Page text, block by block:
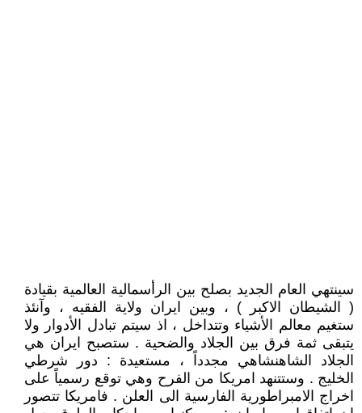
سينتهي العام الجديد بصلح بين الرأسمالية العالمية بقيادة
( الشيطان الاكبر ) ، وبين ايران ولاية الفقيه ، وآنئذ
ستغيم معالم الأشياء وتتداخل ، اذ سيتم تبادل الأدوار ولا
يتبقى ثمة فرق بين الجلاد والضحية . ستصبح ايران هي
الجلاد الشاهنشاهي مجدداً ، مستعيدة : دور شرطي
الخليج . وستتنهد امريكا من الفرح وهي توقع رسمياً على
اخراج الامبراطورية الفارسية الى العلن . فامريكا تتصور